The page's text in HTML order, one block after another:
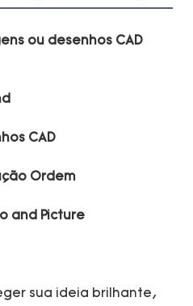
ou desenhos CAD
and Picture